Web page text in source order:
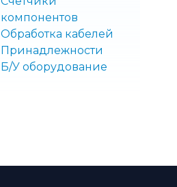
компонентов
Обработка кабелей
Принадлежности
Б/У оборудование